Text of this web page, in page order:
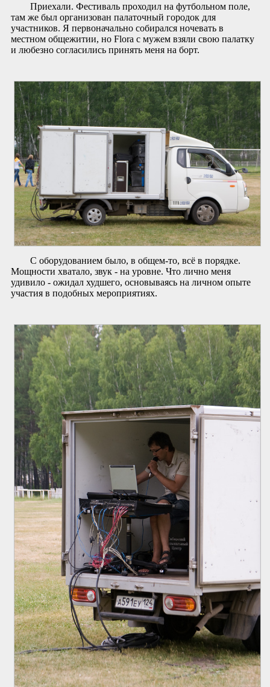
Приехали. Фестиваль проходил на футбольном поле,
там же был организован палаточный городок для
участников. Я первоначально собирался ночевать в
местном общежитии, но Flora с мужем взяли свою палатку
и любезно согласились принять меня на борт.
С оборудованием было, в общем-то, всё в порядке.
Мощности хватало, звук - на уровне. Что лично меня
удивило - ожидал худшего, основываясь на личном опыте
участия в подобных мероприятиях.